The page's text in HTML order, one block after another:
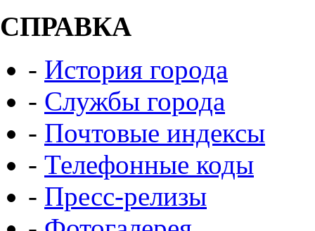
СПРАВКА
- История города
- Службы города
- Почтовые индексы
- Телефонные коды
- Пресс-релизы